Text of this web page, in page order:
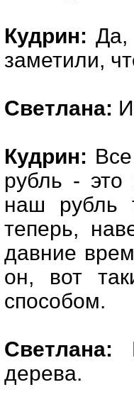
Кудрин: Да,
заметили,
Светлана:
Кудрин:
рубль - это
наш рубль
теперь,
давние
он, вот
способом.
Светлана:
дерева.